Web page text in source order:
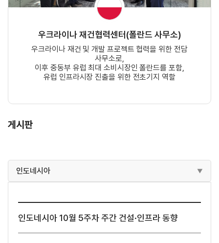
우크라이나 재건협력센터(폴란드 사무소)
우크라이나 재건 및 개발 프로젝트 협력을 위한 전담
사무소로,
이후 중동부 유럽 최대 소비시장인 폴란드를 포함,
유럽 인프라시장 진출을 위한 전초기지 역할
게시판
인도네시아
인도네시아 10월 5주차 주간 건설·인프라 동향